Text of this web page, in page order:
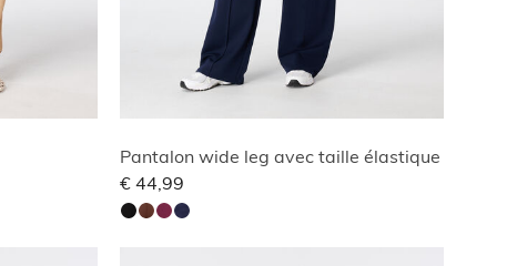
Pantalon wide leg avec taille élastique
€ 44,99